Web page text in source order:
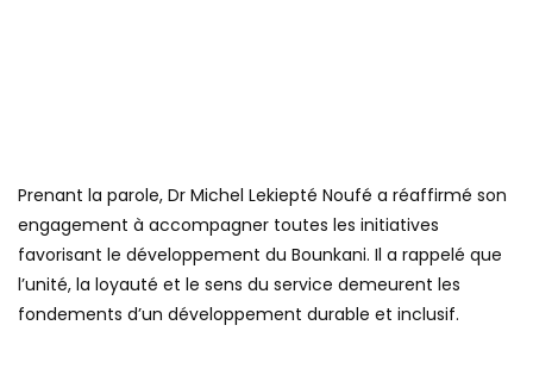
Prenant la parole, Dr Michel Lekiepté Noufé a réaffirmé son
engagement à accompagner toutes les initiatives
favorisant le développement du Bounkani. Il a rappelé que
l’unité, la loyauté et le sens du service demeurent les
fondements d’un développement durable et inclusif.